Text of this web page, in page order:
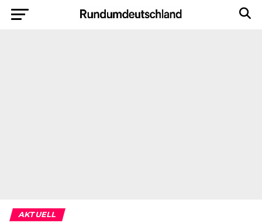
AKTUELL